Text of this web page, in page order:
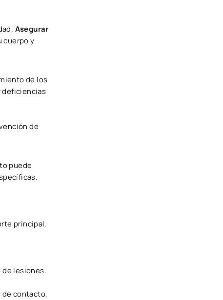
Asegurar
cuerpo y
de los
deficiencias
de
puede
principal.
de lesiones.
de contacto,